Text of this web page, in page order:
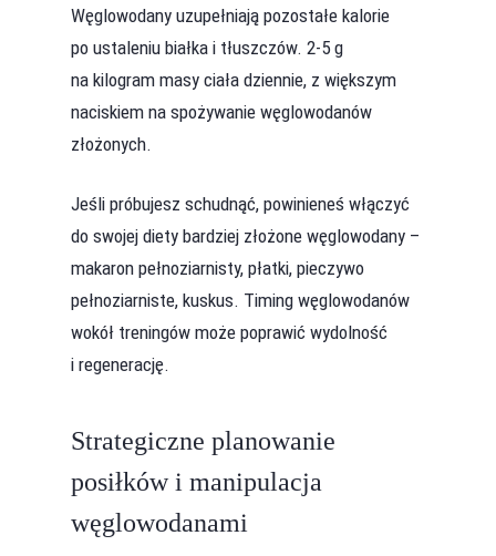
Węglowodany uzupełniają pozostałe kalorie
po ustaleniu białka i tłuszczów. 2-5 g
na kilogram masy ciała dziennie, z większym
naciskiem na spożywanie węglowodanów
złożonych.
Jeśli próbujesz schudnąć, powinieneś włączyć
do swojej diety bardziej złożone węglowodany –
makaron pełnoziarnisty, płatki, pieczywo
pełnoziarniste, kuskus. Timing węglowodanów
wokół treningów może poprawić wydolność
i regenerację.
Strategiczne planowanie
posiłków i manipulacja
węglowodanami